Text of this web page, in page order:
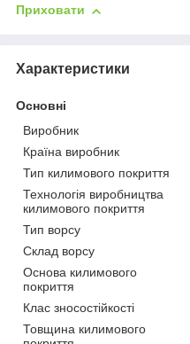
Приховати
Характеристики
Основні
Виробник
Країна виробник
Тип килимового покриття
Технологія виробництва
килимового покриття
Тип ворсу
Склад ворсу
Основа килимового
покриття
Клас зносостійкості
Товщина килимового